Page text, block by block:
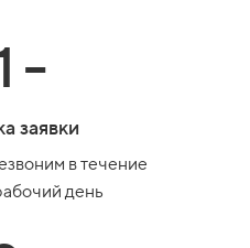
-
заявки
в течение
день